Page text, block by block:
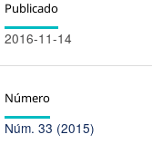
Publicado
2016-11-14
Número
Núm. 33 (2015)